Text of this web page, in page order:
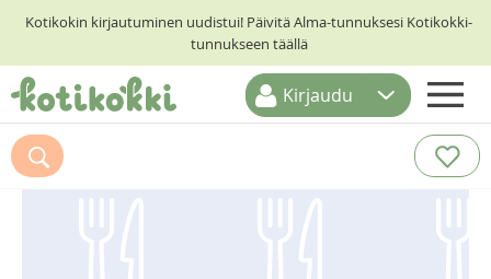
Kotikokin kirjautuminen uudistui! Päivitä Alma-tunnuksesi Kotikokki-
tunnukseen täällä
ETUSIVU
RESEPTIHAKU
Kirjaudu
Suosittelemme myös